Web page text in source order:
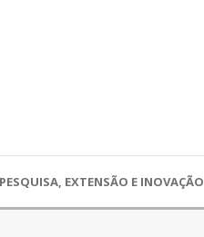
PESQUISA, EXTENSÃO E INOVAÇÃO